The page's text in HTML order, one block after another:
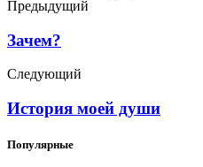
Предыдущий
Зачем?
Следующий
История моей души
Популярные